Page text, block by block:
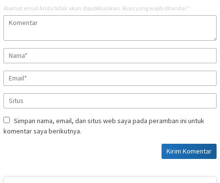
Alamat email Anda tidak akan dipublikasikan. Ruas yang wajib ditandai *
Simpan nama, email, dan situs web saya pada peramban ini untuk
komentar saya berikutnya.